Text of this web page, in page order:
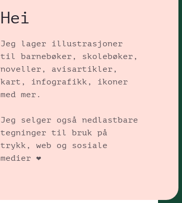
Hei
Jeg lager illustrasjoner
til barnebøker, skolebøker,
noveller, avisartikler,
kart, infografikk, ikoner
med mer.
Jeg selger også nedlastbare
tegninger til bruk på
trykk, web og sosiale
medier ❤